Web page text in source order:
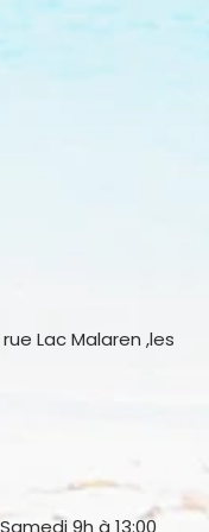
Lac Malaren ,les